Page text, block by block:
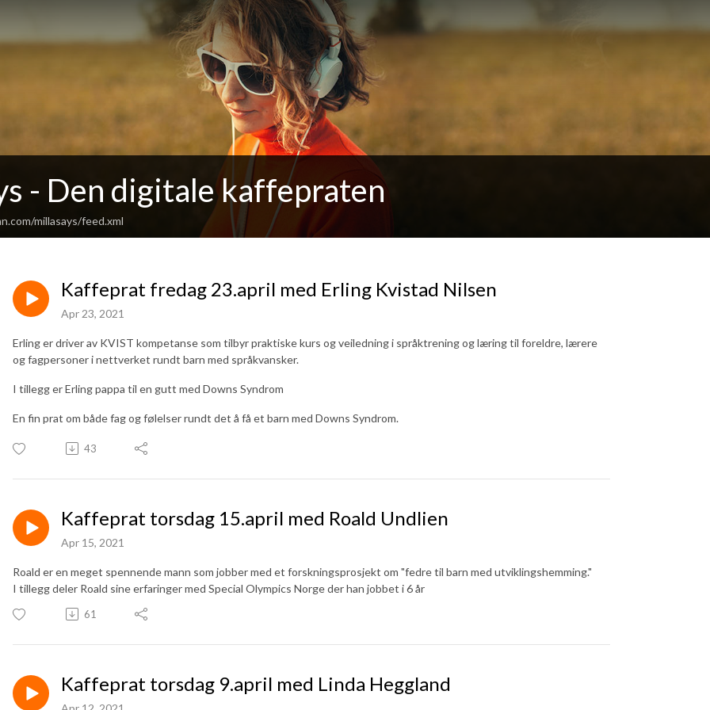
- Den digitale kaffepraten
millasays/feed.xml
Kaffeprat fredag 23.april med Erling Kvistad Nilsen
Apr 23, 2021
Erling er driver av KVIST kompetanse som tilbyr praktiske kurs og veiledning i språktrening og læring til foreldre, lærere
og fagpersoner i nettverket rundt barn med språkvansker.
I tillegg er Erling pappa til en gutt med Downs Syndrom
En fin prat om både fag og følelser rundt det å få et barn med Downs Syndrom.
43
Kaffeprat torsdag 15.april med Roald Undlien
Apr 15, 2021
Roald er en meget spennende mann som jobber med et forskningsprosjekt om "fedre til barn med utviklingshemming."
I tillegg deler Roald sine erfaringer med Special Olympics Norge der han jobbet i 6 år
61
Kaffeprat torsdag 9.april med Linda Heggland